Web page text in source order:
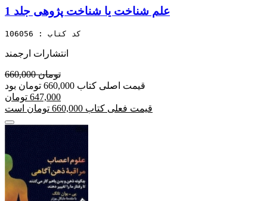
علم شناخت یا شناخت پژوهی جلد 1
کد کتاب : 106056
انتشارات ارجمند
660,000 تومان
قیمت اصلی کتاب 660,000 تومان بود
647,000 تومان
قیمت فعلی کتاب 660,000 تومان است